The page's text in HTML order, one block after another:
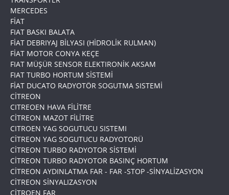
MERCEDES
FİAT
FIAT BASKI BALATA
FİAT DEBRIYAJ BİLYASI (HİDROLİK RULMAN)
FİAT MOTOR CONYA KEÇE
FIAT MÜŞÜR SENSOR ELEKTIRONİK AKSAM
FIAT TURBO HORTUM SİSTEMİ
FİAT DUCATO RADYOTÖR SOGUTMA SISTEMİ
CİTREON
CITREOEN HAVA FİLİTRE
CİTREON MAZOT FİLİTRE
CITROEN YAG SOGUTUCU SISTEMI
CİTREON YAG SOGUTUCU RADYOTORÜ
CİTREON TURBO RADYOTOR SİSTEMİ
CİTREON TURBO RADYOTOR BASINÇ HORTUM
CİTREON AYDINLATMA FAR - FAR -STOP -SİNYALİZASYON
CİTREON SİNYALIZASYON
CİTROEN FAR